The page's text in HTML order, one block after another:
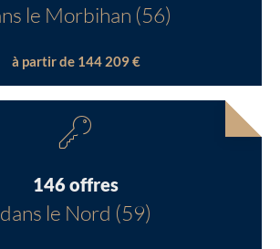
le Morbihan (56)
à partir de 144 209 €
146 offres
dans le Nord (59)